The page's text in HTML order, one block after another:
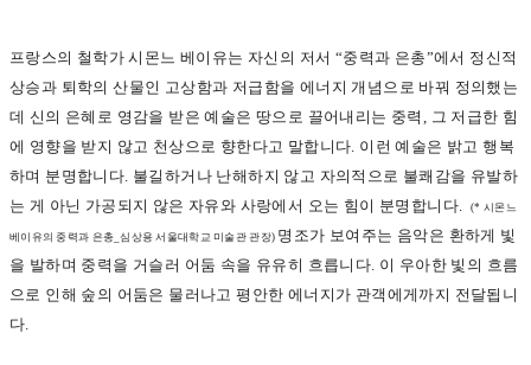
프랑스의 철학가 시몬느 베이유는 자신의 저서 “중력과 은총”에서 정신적
상승과 퇴학의 산물인 고상함과 저급함을 에너지 개념으로 바꿔 정의했는
데 신의 은혜로 영감을 받은 예술은 땅으로 끌어내리는 중력, 그 저급한 힘
에 영향을 받지 않고 천상으로 향한다고 말합니다. 이런 예술은 밝고 행복
하며 분명합니다. 불길하거나 난해하지 않고 자의적으로 불쾌감을 유발하
는 게 아닌 가공되지 않은 자유와 사랑에서 오는 힘이 분명합니다.(*시몬느
베이유의 중력과 은총_심상용 서울대학교 미술관 관장) 명조가 보여주는 음악은 환하게 빛
을 발하며 중력을 거슬러 어둠 속을 유유히 흐릅니다. 이 우아한 빛의 흐름
으로 인해 숲의 어둠은 물러나고 평안한 에너지가 관객에게까지 전달됩니
다.